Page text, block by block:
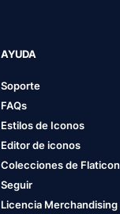
AYUDA
Soporte
FAQs
Estilos de Iconos
Editor de iconos
Colecciones de Flaticon
Seguir
Licencia Merchandising